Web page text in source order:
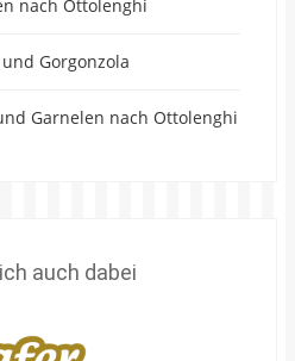
nach Ottolenghi
Gorgonzola
Garnelen nach Ottolenghi
auch dabei